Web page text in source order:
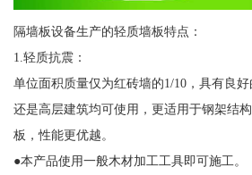
隔墙板设备生产的轻质墙板特点：
1.轻质抗震：
单位面积质量仅为红砖墙的1/10，具有良
还是高层建筑均可使用，更适用于钢架结
板，性能更优越。
●本产品使用一般木材加工工具即可施工。